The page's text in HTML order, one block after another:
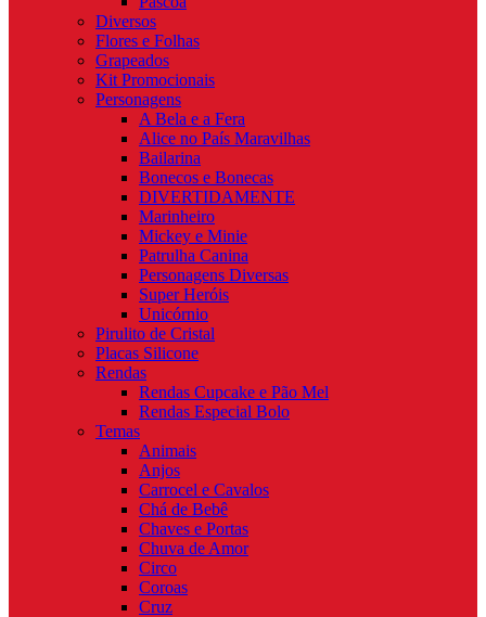
Diversos
Flores e Folhas
Grapeados
Kit Promocionais
Personagens
A Bela e a Fera
Alice no País Maravilhas
Bailarina
Bonecos e Bonecas
DIVERTIDAMENTE
Marinheiro
Mickey e Minie
Patrulha Canina
Personagens Diversas
Super Heróis
Unicórnio
Pirulito de Cristal
Placas Silicone
Rendas
Rendas Cupcake e Pão Mel
Rendas Especial Bolo
Temas
Animais
Anjos
Carrocel e Cavalos
Chá de Bebê
Chaves e Portas
Chuva de Amor
Circo
Coroas
Cruz